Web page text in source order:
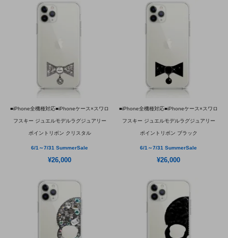
■iPhone全機種対応■iPhoneケース×スワロ
フスキー ジュエルモデルラグジュアリー
ポイントリボン クリスタル
6/1～7/31 SummerSale
¥26,000
■iPhone全機種対応■iPhoneケース×スワロ
フスキー ジュエルモデルラグジュアリー
ポイントリボン ブラック
6/1～7/31 SummerSale
¥26,000